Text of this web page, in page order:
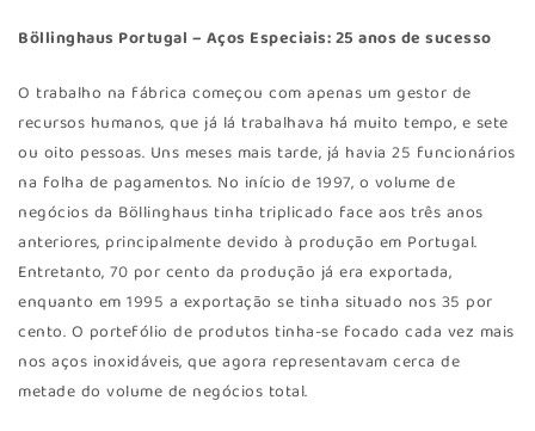
Böllinghaus Portugal – Aços Especiais: 25 anos de sucesso
O trabalho na fábrica começou com apenas um gestor de
recursos humanos, que já lá trabalhava há muito tempo, e sete
ou oito pessoas. Uns meses mais tarde, já havia 25 funcionários
na folha de pagamentos. No início de 1997, o volume de
negócios da Böllinghaus tinha triplicado face aos três anos
anteriores, principalmente devido à produção em Portugal.
Entretanto, 70 por cento da produção já era exportada,
enquanto em 1995 a exportação se tinha situado nos 35 por
cento. O portefólio de produtos tinha-se focado cada vez mais
nos aços inoxidáveis, que agora representavam cerca de
metade do volume de negócios total.